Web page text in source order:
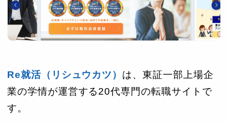
Re就活（リシュウカツ） は、東証一部上場企
業の学情が運営する20代専門の転職サイトで
す。